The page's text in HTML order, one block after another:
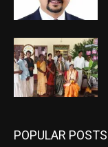
POPULAR POSTS